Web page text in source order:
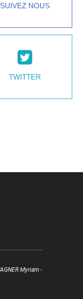
SUIVEZ NOUS
TWITTER
Myriam -